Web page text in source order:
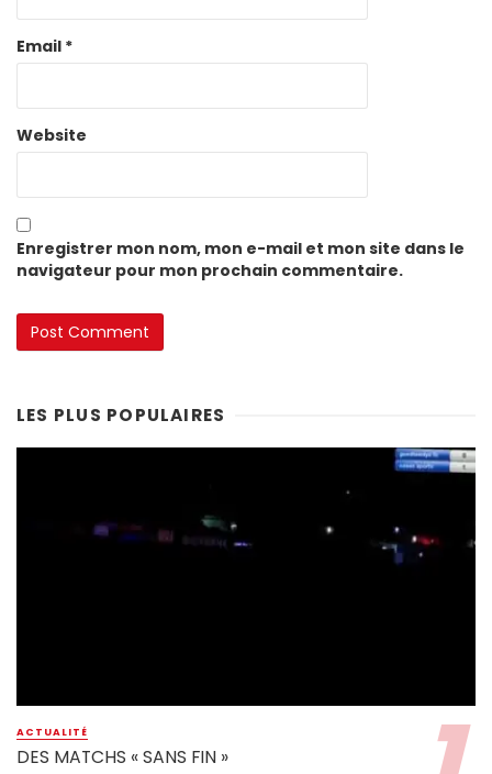
Email *
Website
Enregistrer mon nom, mon e-mail et mon site dans le
navigateur pour mon prochain commentaire.
LES PLUS POPULAIRES
ACTUALITÉ
DES MATCHS « SANS FIN »